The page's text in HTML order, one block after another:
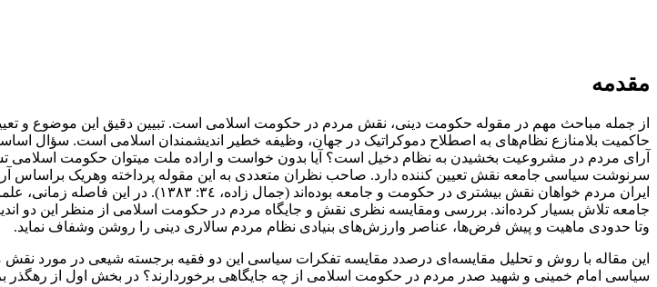
مقدمه
از جمله مباحث مهم در مقوله حکومت دینی، نقش مردم در حکومت اسلامی است‌. تبیین‌ دقیق‌ این موضوع و
حاکمیت بلامنازع نظام‌های به اصطلاح دموکراتیک در جهان، وظیفه خطیر اندیشمندان‌ اسلامی‌ است‌. سؤال
آرای مردم در مشروعیت بخشیدن به نظام دخیل است؟ آیا‌ بدون‌ خواست‌ و اراده ملت میتوان حکومت
سرنوشت سیاسی جامعه نقش تعیین کننده دارد‌. صاحب‌ نظران‌ متعددی به این مقوله پرداخته وهریک براساس
ایران‌ مردم‌ خواهان‌ نقش بیشتری در حکومت و
جامعه تلاش بسیار کرده‌اند. بررسی ومقایسه نظری نقش و جایگاه مردم در‌ حکومت‌ اسلامی از منظر این دو
وتا حدودی ماهیت و پیش فرض‌ها، عناصر‌ وارزش‌‌های بنیادی نظام مردم سالاری دینی را روشن وشفاف نماید.
این مقاله با‌ روش‌ و تحلیل‌ مقایسه‌ای درصدد مقایسه تفکرات سیاسی این دو فقیه برجسته شیعی در مورد
سیاسی‌ امام خمینی و شهید صدر مردم در حکومت اسلامی از چه جایگاهی برخوردارند؟ در بخش اول از‌